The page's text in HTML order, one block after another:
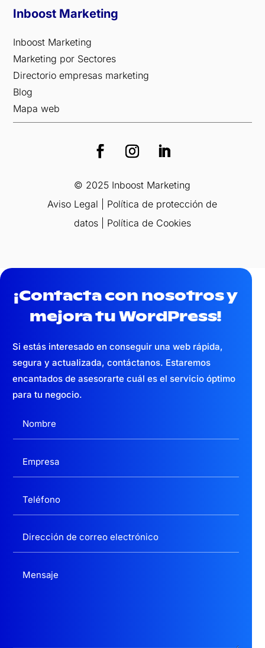
Inboost Marketing
Inboost Marketing
Marketing por Sectores
Directorio empresas marketing
Blog
Mapa web
© 2025 Inboost Marketing
Aviso Legal
Política de protección de
datos| Política de Cookies
¡Contacta con nosotros y
mejora tu WordPress!
Si estás interesado en conseguir una web rápida,
segura y actualizada, contáctanos. Estaremos
encantados de asesorarte cuál es el servicio óptimo
para tu negocio.